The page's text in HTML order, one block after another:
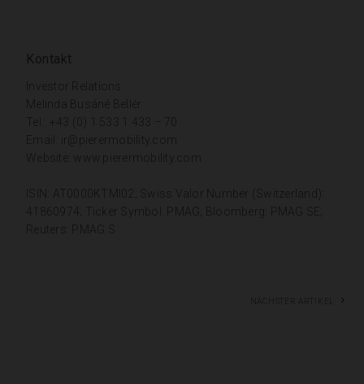
Kontakt
Investor Relations
Melinda Busáné Bellér
Tel.: +43 (0) 1 533 1 433 – 70
Email:
ir@pierermobility.com
Website:
www.pierermobility.com
ISIN: AT0000KTMI02; Swiss Valor Number (Switzerland):
41860974; Ticker Symbol: PMAG; Bloomberg: PMAG SE;
Reuters: PMAG.S
Nächster Artikel